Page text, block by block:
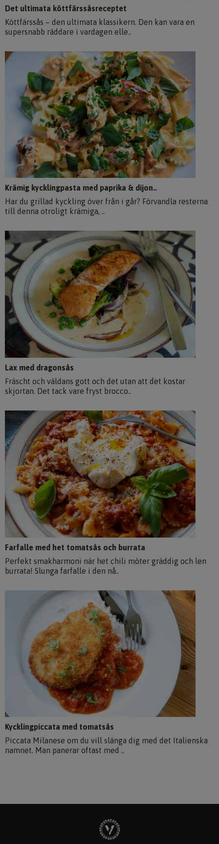
Det ultimata köttfärssåsreceptet
Köttfärssås – den ultimata klassikern. Den kan vara en
supersnabb räddare i vardagen elle..
Krämig kycklingpasta med paprika & dijon..
Har du grillad kyckling över från i går? Förvandla resterna
till denna otroligt krämiga, ..
Lax med dragonsås
Fräscht och väldans gott och det utan att det kostar
skjortan. Det tack vare fryst brocco..
Farfalle med het tomatsås och burrata
Perfekt smakharmoni när het chili möter gräddig och len
burrata! Slunga farfalle i den nå..
Kycklingpiccata med tomatsås
Piccata Milanese om du vill slänga dig med det Italienska
namnet. Man panerar oftast med ..